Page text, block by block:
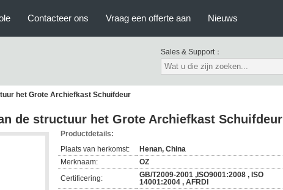
Contacteer ons Vraag een offerte aan Nieuws
Sales & Support：
het Grote Archiefkast Schuifdeur
de structuur het Grote Archiefkast Schuifdeur
Productdetails:
Plaats van herkomst:
Henan, China
Merknaam:
OZ
Certificering:
GB/T2009-2001 ,ISO9001:2008 , ISO
14001:2004 , AFRDI